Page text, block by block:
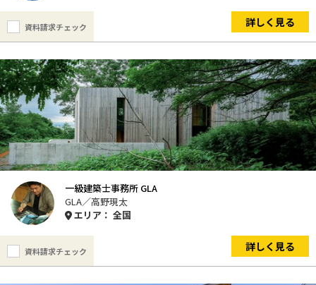
詳しく見る
資料請求チェック
一級建築士事務所 GLA
GLA／高野現太
エリア： 全国
詳しく見る
資料請求チェック